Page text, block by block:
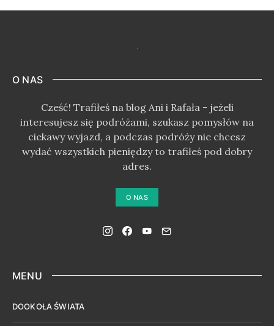
O NAS
Cześć! Trafiłeś na blog Ani i Rafała - jeżeli
interesujesz się podróżami, szukasz pomysłów na
ciekawy wyjazd, a podczas podróży nie chcesz
wydać wszystkich pieniędzy to trafiłeś pod dobry
adres.
O NAS
MENU
DOOKOŁA ŚWIATA